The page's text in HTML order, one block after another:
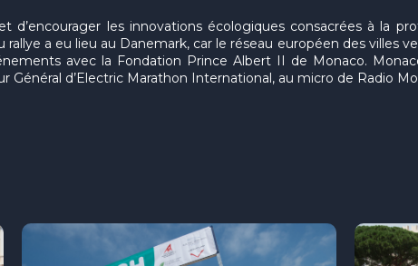
les innovations écologiques consacrées à la
a eu lieu au Danemark, car le réseau européen des villes
avec la Fondation Prince Albert II de Monaco.
Général d’Electric Marathon International, au micro de Radio